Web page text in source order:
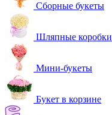
Сборные букеты
Шляпные коробки
Мини-букеты
Букет в корзине